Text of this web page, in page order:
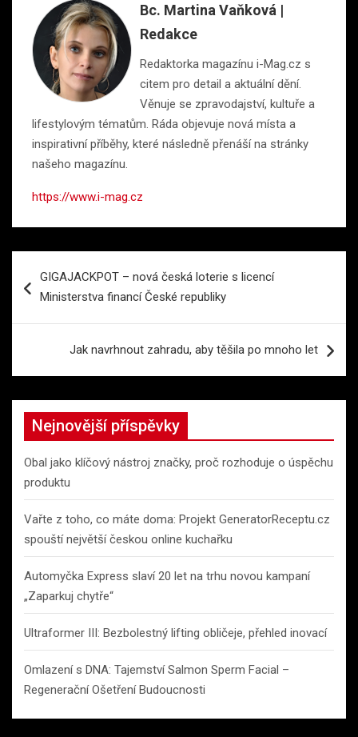
Bc. Martina Vaňková |
Redakce
Redaktorka magazínu i-Mag.cz s
citem pro detail a aktuální dění.
Věnuje se zpravodajství, kultuře a
lifestylovým tématům. Ráda objevuje nová místa a
inspirativní příběhy, které následně přenáší na stránky
našeho magazínu.
https://www.i-mag.cz
proGIGAJACKPOT – nová česká loterie s licencí
Ministerstva financí České republiky
Jak navrhnout zahradu, aby těšila po mnoho let
Nejnovější příspěvky
Obal jako klíčový nástroj značky, proč rozhoduje o úspěchu
produktu
Vařte z toho, co máte doma: Projekt GeneratorReceptu.cz
spouští největší českou online kuchařku
Automyčka Express slaví 20 let na trhu novou kampaní
„Zaparkuj chytře“
Ultraformer III: Bezbolestný lifting obličeje, přehled inovací
Omlazení s DNA: Tajemství Salmon Sperm Facial –
Regenerační Ošetření Budoucnosti